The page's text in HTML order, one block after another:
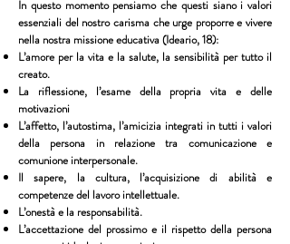
In questo momento pensiamo che questi siano i valori
essenziali del nostro carisma che urge proporre e vivere
nella nostra missione educativa (Ideario, 18):
L’amore per la vita e la salute, la sensibilità per tutto il
creato.
La riflessione, l’esame della propria vita e delle
motivazioni
L’affetto, l’autostima, l’amicizia integrati in tutti i valori
della persona in relazione tra comunicazione e
comunione interpersonale.
Il sapere, la cultura, l’acquisizione di abilità e
competenze del lavoro intellettuale.
L’onestà e la responsabilità.
L’accettazione del prossimo e il rispetto della persona